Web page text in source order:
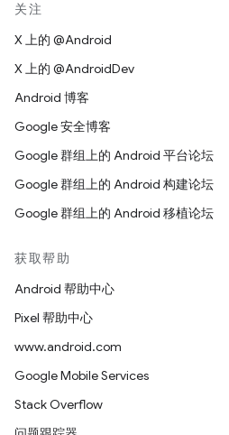
关注
X 上的 @Android
X 上的 @AndroidDev
Android 博客
Google 安全博客
Google 群组上的 Android 平台论坛
Google 群组上的 Android 构建论坛
Google 群组上的 Android 移植论坛
获取帮助
Android 帮助中心
Pixel 帮助中心
www.android.com
Google Mobile Services
Stack Overflow